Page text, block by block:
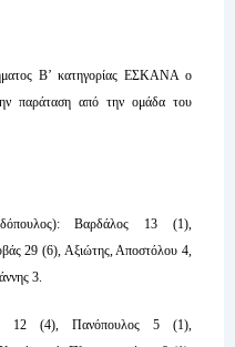
Β’ κατηγορίας ΕΣΚΑΝΑ ο
παράταση από την ομάδα του
Βαρδάλος 13 (1),
29 (6), Αξιώτης, Αποστόλου 4,
3.
12 (4), Πανόπουλος 5 (1),